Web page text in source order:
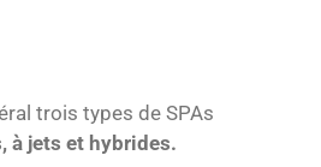
trois types de SPAs
à jets et hybrides.